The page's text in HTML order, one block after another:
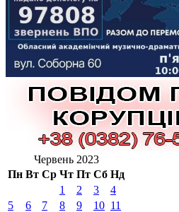
Червень 2023
Пн Вт Ср Чт Пт Сб Нд
1
2 3
4
5
6 7 8 9 10 11